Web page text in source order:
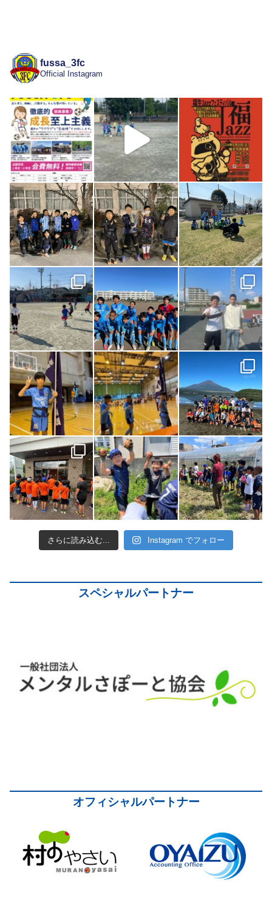
fussa_3fc
Official Instagram
さらに読み込む... Instagram でフォロー
スペシャルパートナー
オフィシャルパートナー